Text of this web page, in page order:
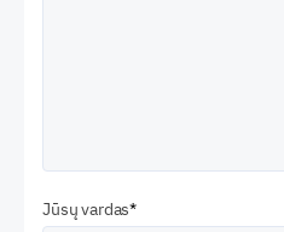
Jūsų vardas